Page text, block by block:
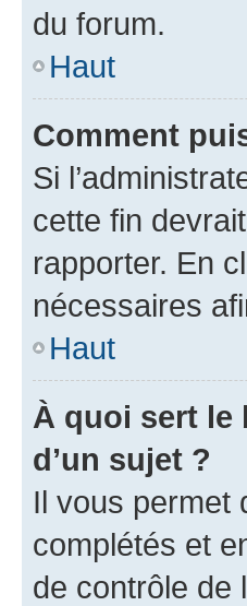
du forum.
Haut
Comment
Si
cette fin
rapporter. En
nécessaires
Haut
À quoi sert le
d’un sujet ?
Il vous permet
complétés et
de contrôle de